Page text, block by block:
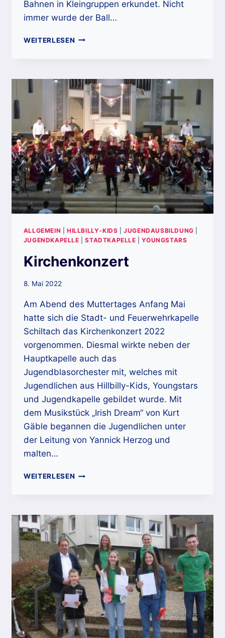
Bahnen in Kleingruppen erkundet. Nicht
immer wurde der Ball…
WEITERLESENADVENTURE
ALLGEMEIN |HILLBILLY-KIDS |JUGENDAUSBILDUNG
JUGENDKAPELLE |STADTKAPELLE |YOUNGSTARS
Kirchenkonzert
8. Mai 2022
Am Abend des Muttertages Anfang Mai
hatte sich die Stadt- und Feuerwehrkapelle
Schiltach das Kirchenkonzert 2022
vorgenommen. Diesmal wirkte neben der
Hauptkapelle auch das
Jugendblasorchester mit, welches mit
Jugendlichen aus Hillbilly-Kids, Youngstars
und Jugendkapelle gebildet wurde. Mit
dem Musikstück „Irish Dream“ von Kurt
Gäble begannen die Jugendlichen unter
der Leitung von Yannick Herzog und
malten…
WEITERLESENKIRCHENKONZERT